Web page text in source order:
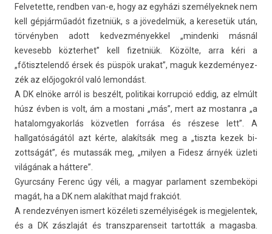
Fel­vetet­te, re­ndb­en van-e, hogy az egyházi személyek­nek nem
kell gépjárműadót fizet­niük, s a jövedel­mük, a keresetük után,
törvényben adott ked­vezmények­kel „min­denki másnál
kevesebb köz­terhet” kell fizet­niük. Közölte, arra kéri a
„főtisztelendő érsek és püspök urakat”, maguk kez­deményez­
zék az előjogok­ról való lemon­dást.
A DK elnöke arról is beszélt, politikai kor­rupció eddig, az elmúlt
húsz évben is volt, ám a mos­tani „más”, mert az mos­tanra „a
hatalom­gyakor­lás köz­vetl­en forrása és részese lett”. A
hallgatóságától azt kérte, alakítsák meg a „tiszta kezek bi­
zottságát”, és mutas­sák meg, „mily­en a Fidesz árnyék üzleti
világának a háttere”.
Gyurcsány Ferenc úgy véli, a magyar par­la­ment szem­beköpi
magát, ha a DK nem alakíthat majd frak­ciót.
A re­ndez­vény­en is­mert közéleti személyiségek is meg­jelen­tek,
és a DK zászlaját és trans­zparen­seit tar­tották a magas­ba.